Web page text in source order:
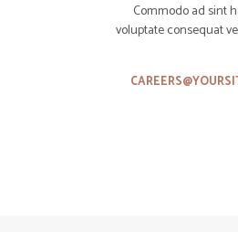
Commodo ad sint
voluptate consequat